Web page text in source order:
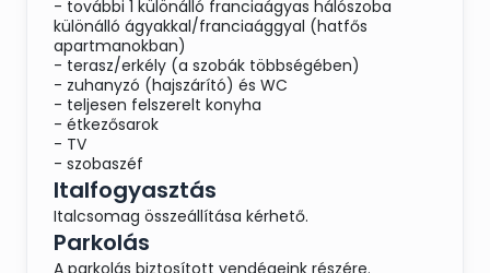
- további 1 különálló franciaágyas hálószoba
különálló ágyakkal/franciaággyal (hatfős
apartmanokban)
- terasz/erkély (a szobák többségében)
- zuhanyzó (hajszárító) és WC
- teljesen felszerelt konyha
- étkezősarok
- TV
- szobaszéf
Italfogyasztás
Italcsomag összeállítása kérhető.
Parkolás
A parkolás biztosított vendégeink részére.